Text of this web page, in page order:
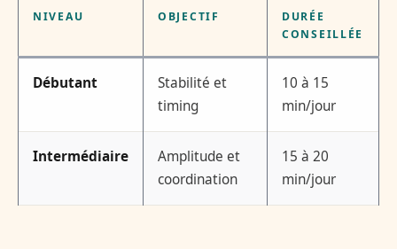
NIVEAU OBJECTIF
DURÉE
CONSEILLÉE
Débutant
Stabilité et
timing
10 à 15
min/jour
Intermédiaire
Amplitude et
coordination
15 à 20
min/jour